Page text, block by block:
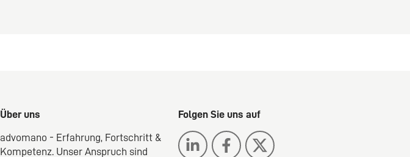
Über uns
advomano - Erfahrung, Fortschritt &
Kompetenz. Unser Anspruch sind
Folgen Sie uns auf